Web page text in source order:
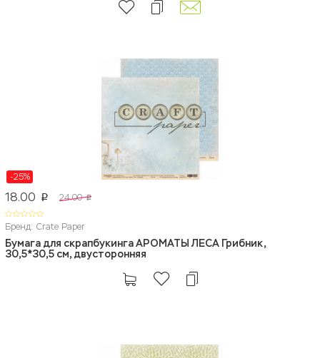
-25%
18.00 p 24.00 p
Бренд: Crate Paper
Бумага для скрапбукинга АРОМАТЫ ЛЕСА Грибник,
30,5*30,5 см, двусторонняя